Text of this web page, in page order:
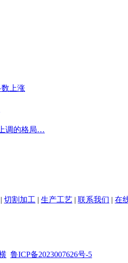
上涨
调的格局…
| 切割加工 | 生产工艺 | 联系我们 | 在
鲁ICP备2023007626号-5